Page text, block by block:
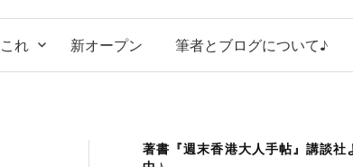
れ 新オープン 筆者とブログについて♪
著書『週末香港大人手帖』講談社